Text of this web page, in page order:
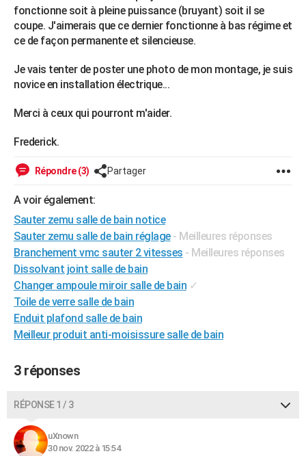
Forum
Aménagement intérieur
Extérieur
Cuisine
Salle de bains
Jardinage
Rangement
WEEK-END
Guides de France
Escapades
Patrimoine
Expositions
Musées
Week-end nature
+LIFESTYLE
Art de vivre
Bien-être
Loisirs
Mode
Modes de vie
SANTE
BONS PLANS
CARTE DE VOEUX
Carte de Noël
Carte Bonne année
Carte Saint-Valentin
Carte Pâques
Carte d'anniversaire
DICTIONNAIRE
Dictionnaire
Biographies
Citations
Expressions
Proverbes
PROGRAMME TV
COPAINS D'AVANT
S'inscrire
Se connecter
Lycées
Collèges
Primaires
Universités
Entreprises
Service militaire
Avis de recherche
AVIS DE DÉCÈS
Bricolage
Lifestyle
Culture
Sport
Auto
Television
Voyage
Cinema
fonctionne soit à pleine puissance (bruyant) soit il se
coupe. J'aimerais que ce dernier fonctionne à bas régime et
ce de façon permanente et silencieuse.
Je vais tenter de poster une photo de mon montage, je suis
novice en installation électrique...
Merci à ceux qui pourront m'aider.
Frederick.
Répondre (3) Partager
A voir également:
Sauter zemu salle de bain notice
Sauter zemu salle de bain réglage - Meilleures réponses
Branchement vmc sauter 2 vitesses - Meilleures réponses
Dissolvant joint salle de bain
Changer ampoule miroir salle de bain ✓
Toile de verre salle de bain
Enduit plafond salle de bain
Meilleur produit anti-moisissure salle de bain
3 réponses
RÉPONSE 1 / 3
uXnown
30 nov. 2022 à 15:54